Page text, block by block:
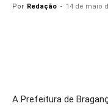
Por Redação - 14 de maio
A Prefeitura de